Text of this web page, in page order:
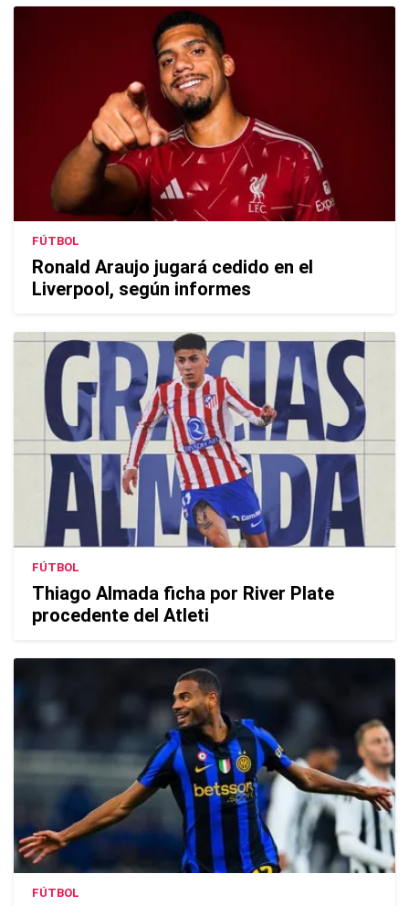
FÚTBOL
Ronald Araujo jugará cedido en el
Liverpool, según informes
FÚTBOL
Thiago Almada ficha por River Plate
procedente del Atleti
FÚTBOL